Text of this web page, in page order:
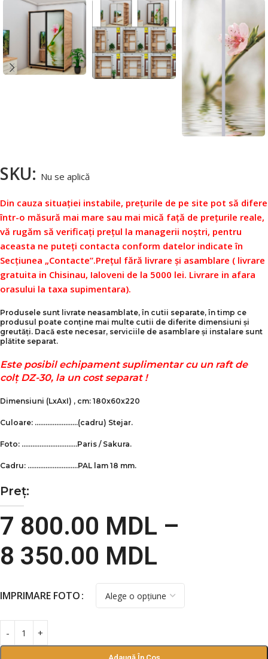
SKU: Nu se aplică
Din cauza situației instabile, prețurile de pe site pot să difere
într-o măsură mai mare sau mai mică față de prețurile reale,
vă rugăm să verificați prețul la managerii noștri, pentru
aceasta ne puteți contacta conform datelor indicate în
Secțiunea „Contacte”.Prețul fără livrare și asamblare ( livrare
gratuita in Chisinau, Ialoveni de la 5000 lei. Livrare in afara
orasului la taxa supimentara).
Produsele sunt livrate neasamblate, în cutii separate, în timp ce
produsul poate conține mai multe cutii de diferite dimensiuni și
greutăți. Dacă este necesar, serviciile de asamblare și instalare sunt
plătite separat.
Este posibil echipament suplimentar cu un raft de
colț DZ-30, la un cost separat !
Dimensiuni (LxAxI) , cm: 180x60x220
Culoare: ……………………(cadru) Stejar.
Foto: ………………………….Paris / Sakura.
Cadru: ……………………….PAL lam 18 mm.
Preț:
7 800.00 MDL –
8 350.00 MDL
IMPRIMARE FOTO